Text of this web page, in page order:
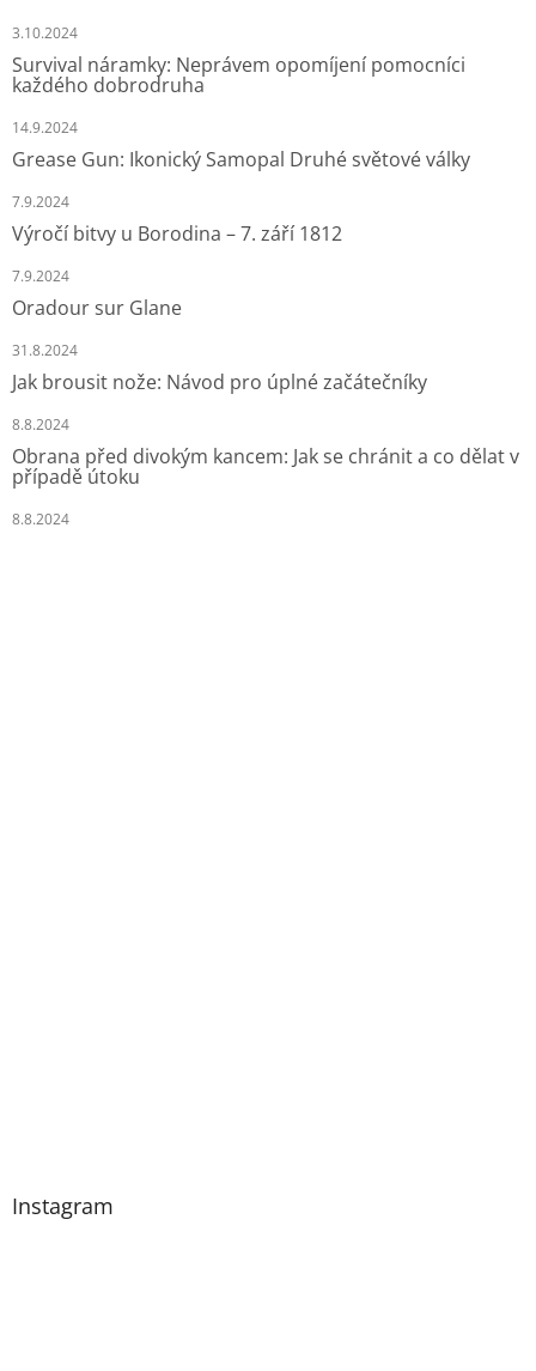
3.10.2024
Survival náramky: Neprávem opomíjení pomocníci
každého dobrodruha
14.9.2024
Grease Gun: Ikonický Samopal Druhé světové války
7.9.2024
Výročí bitvy u Borodina – 7. září 1812
7.9.2024
Oradour sur Glane
31.8.2024
Jak brousit nože: Návod pro úplné začátečníky
8.8.2024
Obrana před divokým kancem: Jak se chránit a co dělat v
případě útoku
8.8.2024
Instagram